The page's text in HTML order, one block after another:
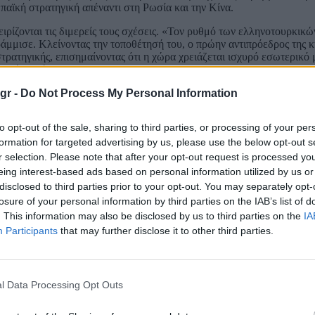
- Do Not Process My Personal Information
opt-out of the sale, sharing to third parties, or processing of your
for targeted advertising by us, please use the below opt-out
selection. Please note that after your opt-out request is processed
interest-based ads based on personal information utilized by us
to third parties prior to your opt-out. You may separately
of your personal information by third parties on the IAB’s list of
This information may also be disclosed by us to third parties on the
Participants that may further disclose it to other third parties.
Data Processing Opt Outs
στρατηγική απέναντι στη Ρωσία και την Κίνα.
τις διμερείς τους σχέσεις. «Τον ρυθμό των
Κλείνοντας την τοποθέτησή του, ο πρώην αντιπρόεδρος της
επισημαίνοντας ότι η χώρα χρειάζεται ισχυρό εσωτερικό
ασφάλειας.
σημασία έχει να έχουμε εδώ εσωτερικό μέτωπο που
οικοδομήθηκε ευρεία διακομματική συναίνεση στα θέματα
Παράλληλα, προειδοποίησε για την ενίσχυση του λαϊκισμού,
στην εξωτερική πολιτική. Υπάρχει και ο φθηνός
ευθύνης» και την «ηθική της πεποίθησης».